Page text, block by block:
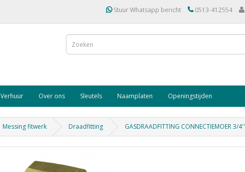
Stuur Whatsapp bericht 0513-412554
Verhuur Over ons Sleutels Naamplaten Openingstijden
Messing fitwerk Draadfitting GASDRAADFITTING CONNECTIEMOER 3/4''